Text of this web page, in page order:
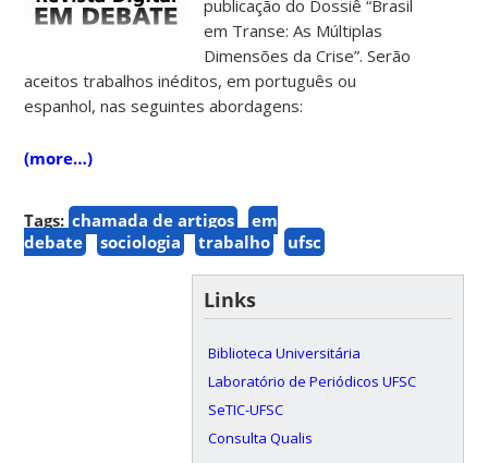
publicação do Dossiê “Brasil
em Transe: As Múltiplas
Dimensões da Crise”. Serão
aceitos trabalhos inéditos, em português ou
espanhol, nas seguintes abordagens:
(more…)
Tags: chamada de artigos
em
debate
sociologia trabalho ufsc
Links
Biblioteca Universitária
Laboratório de Periódicos UFSC
SeTIC-UFSC
Consulta Qualis